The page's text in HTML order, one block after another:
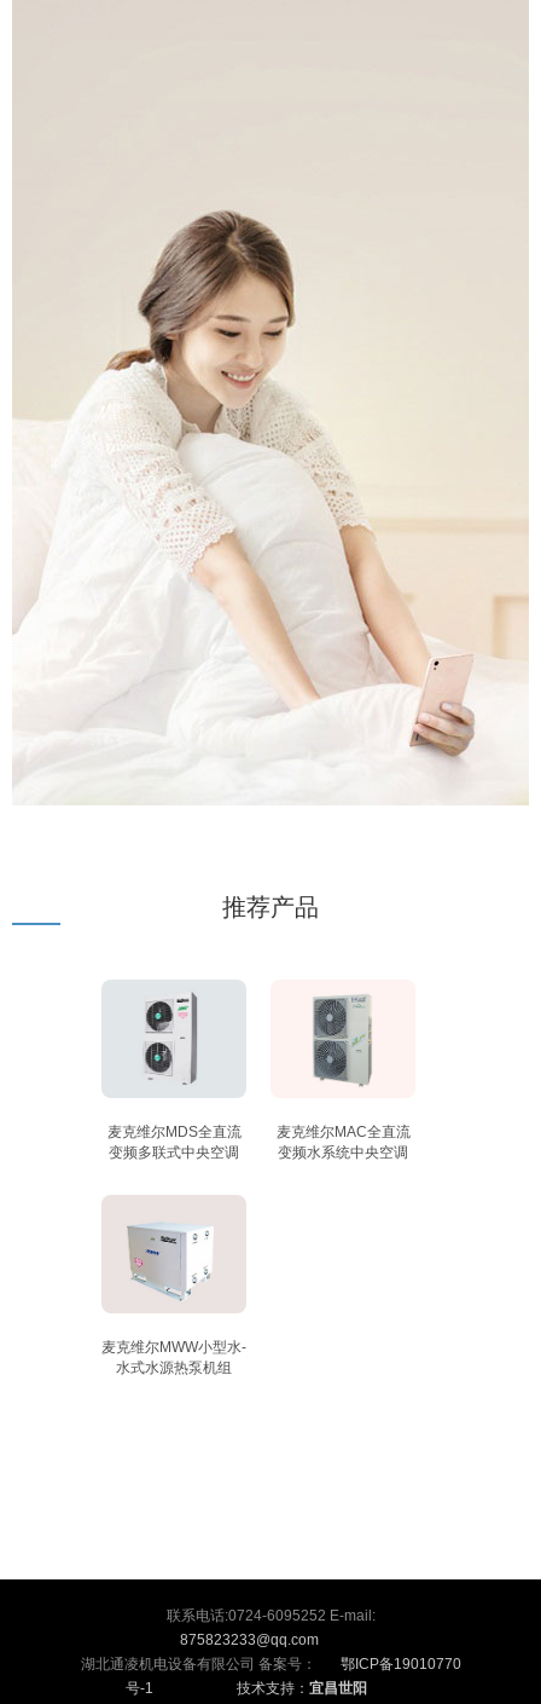
推荐产品
麦克维尔MDS全直流
变频多联式中央空调
麦克维尔MAC全直流
变频水系统中央空调
麦克维尔MWW小型水-
水式水源热泵机组
联系电话:0724-6095252 E-mail:
875823233@qq.com
湖北通凌机电设备有限公司 备案号：
鄂ICP备19010770
号-1
技术支持： 宜昌世阳